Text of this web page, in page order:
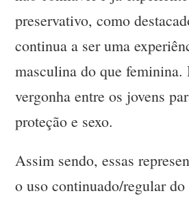
preservativo, como
continua a ser uma
masculina do que feminina.
vergonha entre os jovens
proteção e sexo.
Assim sendo, essas
o uso continuado/regular